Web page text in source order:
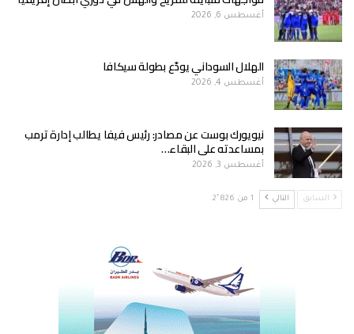
أغسطس 6, 2026
الهلال السوداني يودّع بطولة سيكافا
أغسطس 4, 2026
نيويورك بوست عن مصادر: رئيس فيفا يطالب إدارة ترمب
بمساعدته على البقاء…
أغسطس 3, 2026
السابق التالي 1 من 2٬826